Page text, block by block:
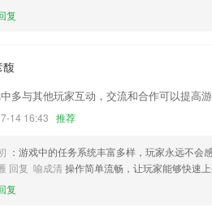
能，更方便的管理你关心的数据
亚语翻译，感谢@Basuki
感提升棒棒哒。
ty体育的介绍，如果您喜欢这款软件，您可
产品进行优化修改。
复
馥
多与其他玩家互动，交流和合作可以提高
14 16:43 推荐
：游戏中的任务系统丰富多样，玩家永远不会
回复 喻成清操作简单流畅，让玩家能够快速
复